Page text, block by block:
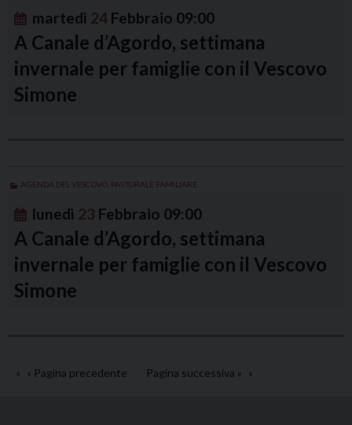
martedì 24 Febbraio 09:00
A Canale d’Agordo, settimana
invernale per famiglie con il Vescovo
Simone
AGENDA DEL VESCOVO PASTORALE FAMILIARE
lunedì 23 Febbraio 09:00
A Canale d’Agordo, settimana
invernale per famiglie con il Vescovo
Simone
« Pagina precedente Pagina successiva »